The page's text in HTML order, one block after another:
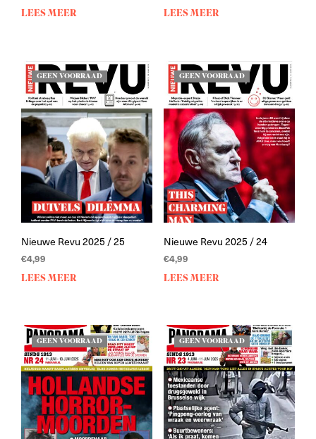
LEES MEER LEES MEER
GEEN VOORRAAD
Nieuwe Revu 2025 / 25
€4,99
LEES MEER
GEEN VOORRAAD
Nieuwe Revu 2025 / 24
€4,99
LEES MEER
GEEN VOORRAAD GEEN VOORRAAD